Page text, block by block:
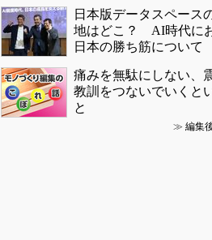
日本版データスペース
地はどこ？ AI時代に
日本の勝ち筋について
痛みを無駄にしない、
教訓をつないでいくと
と
≫ 編集